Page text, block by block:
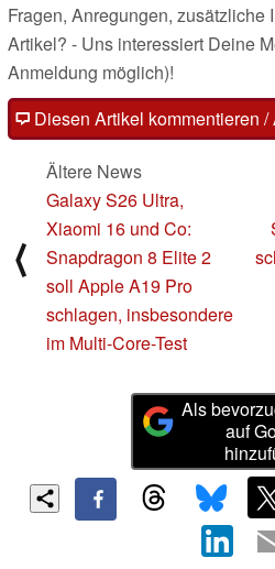
Fragen, Anregungen, zusätzliche
Artikel? - Uns interessiert Deine
Anmeldung möglich)!
Diesen Artikel kommentieren /
⟨
Ältere News
Galaxy S26 Ultra,
Xiaomi 16 und Co:
Snapdragon 8 Elite 2
soll Apple A19 Pro
schlagen, insbesondere
im Multi-Core-Test
Als
auf